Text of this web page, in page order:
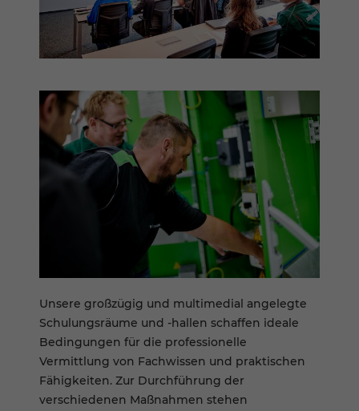
Unsere großzügig und multimedial angelegte
Schulungsräume und -hallen schaffen ideale
Bedingungen für die professionelle
Vermittlung von Fachwissen und praktischen
Fähigkeiten. Zur Durchführung der
verschiedenen Maßnahmen stehen